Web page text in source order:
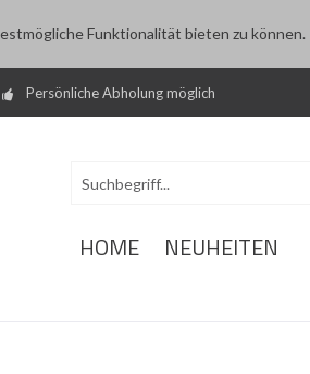
Funktionalität bieten zu können.
Persönliche Abholung möglich
HOME NEUHEITEN